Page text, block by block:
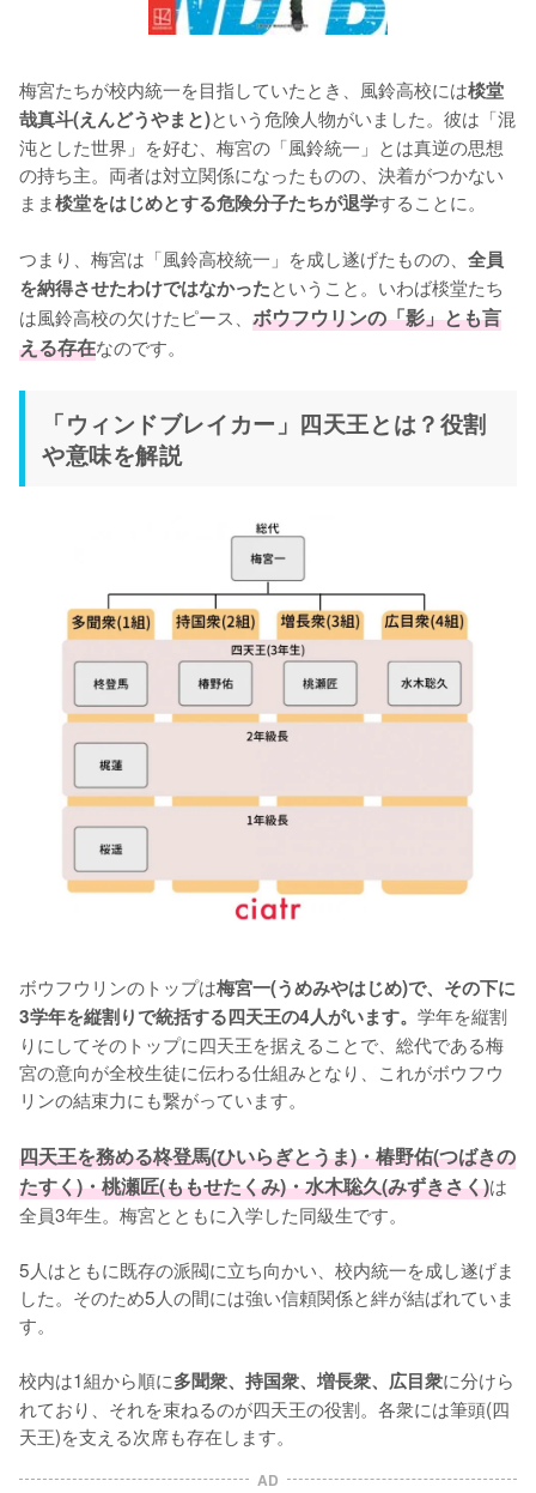
梅宮たちが校内統一を目指していたとき、風鈴高校には棪堂
哉真斗(えんどうやまと)という危険人物がいました。彼は「混
沌とした世界」を好む、梅宮の「風鈴統一」とは真逆の思想
の持ち主。両者は対立関係になったものの、決着がつかない
まま棪堂をはじめとする危険分子たちが退学することに。
つまり、梅宮は「風鈴高校統一」を成し遂げたものの、 全員
を納得させたわけではなかったということ。いわば棪堂たち
は風鈴高校の欠けたピース、 ボウフウリンの「影」とも言
える存在なのです。
「ウィンドブレイカー」四天王とは？役割
や意味を解説
ボウフウリンのトップは梅宮一(うめみやはじめ)で、その下に
3学年を縦割りで統括する四天王の4人がいます。 学年を縦割
りにしてそのトップに四天王を据えることで、総代である梅
宮の意向が全校生徒に伝わる仕組みとなり、これがボウフウ
リンの結束力にも繋がっています。
四天王を務める柊登馬(ひいらぎとうま)・椿野佑(つばきの
たすく)・桃瀬匠(ももせたくみ)・水木聡久(みずきさく)は
全員3年生。梅宮とともに入学した同級生です。
5人はともに既存の派閥に立ち向かい、校内統一を成し遂げま
した。そのため5人の間には強い信頼関係と絆が結ばれていま
す。
校内は1組から順に多聞衆、持国衆、増長衆、広目衆に分けら
れており、それを束ねるのが四天王の役割。各衆には筆頭(四
天王)を支える次席も存在します。
AD